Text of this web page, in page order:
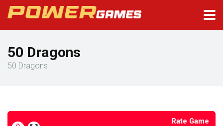
50 Dragons
50 Dragons
Rate Game